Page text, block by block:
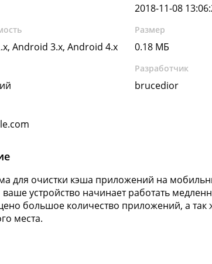
2018-11-08
Android 3.x, Android 4.x
Размер
0.18 МБ
Разработчик
brucedior
для очистки кэша приложений на
устройство начинает работать
большое количество приложений, а так
места.